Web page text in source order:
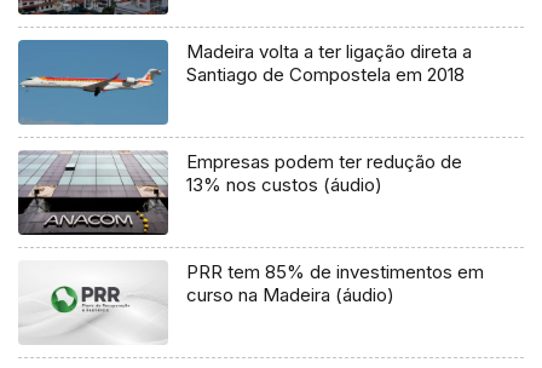
Madeira volta a ter ligação direta a
Santiago de Compostela em 2018
Empresas podem ter redução de
13% nos custos (áudio)
PRR tem 85% de investimentos em
curso na Madeira (áudio)